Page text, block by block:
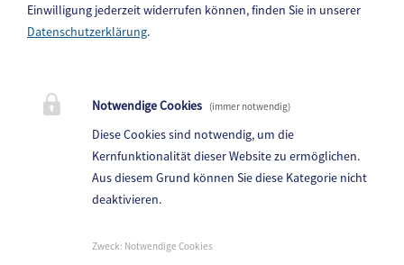
10. Oktoberstr. 1, 9551 Bodensdorf am Ossiacher See
Telefon:
04243 83 83 0
Fax: 04243 83 83 30
E-Mail:steindorf.direktion@ktn.gde.at
Heute,Geschlossen
Einwilligung jederzeit widerrufen können, finden Sie in unserer
Datenschutzerklärung.
Notwendige Cookies (immer notwendig)
Diese Cookies sind notwendig, um die
Kernfunktionalität dieser Website zu ermöglichen.
Aus diesem Grund können Sie diese Kategorie nicht
deaktivieren.
Zweck: Notwendige Cookies